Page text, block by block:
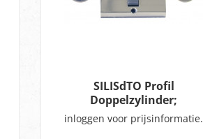
SILISdTO Profil
Doppelzylinder;
50x50mm;
inloggen voor prijsinformatie.